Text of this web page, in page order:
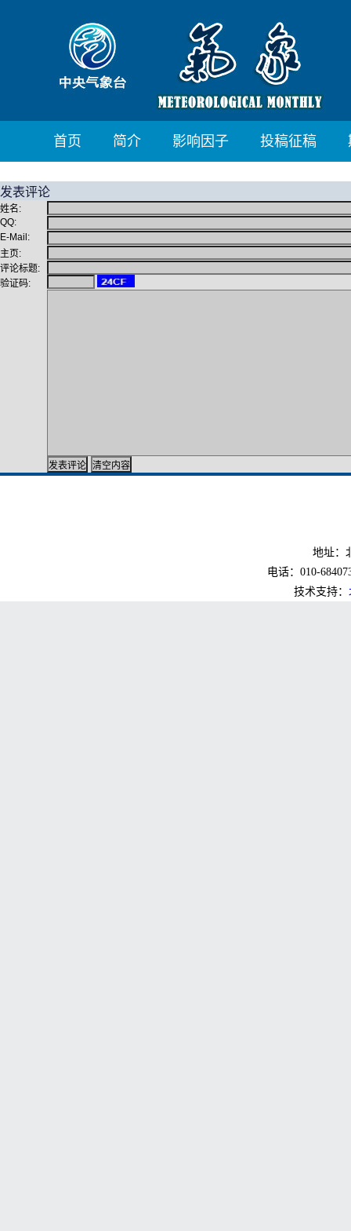
首页 简介 影响因子 投稿征稿
发表评论
姓名:
QQ:
E-Mail:
主页:
评论标题:
验证码:
地址：
电话：010-
技术支持：